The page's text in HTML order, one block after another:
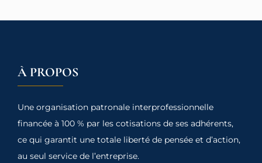
À PROPOS
Une organisation patronale interprofessionnelle
financée à 100 % par les cotisations de ses adhérents,
ce qui garantit une totale liberté de pensée et d’action,
au seul service de l’entreprise.